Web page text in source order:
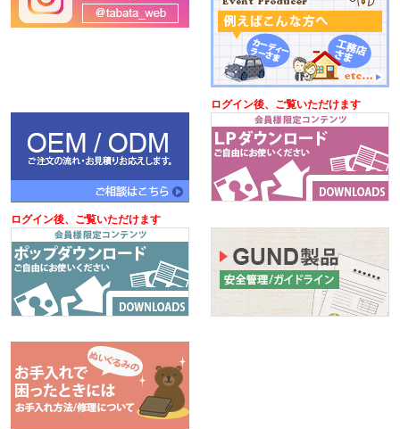
ログイン後、ご覧いただけます
ログイン後、ご覧いただけます